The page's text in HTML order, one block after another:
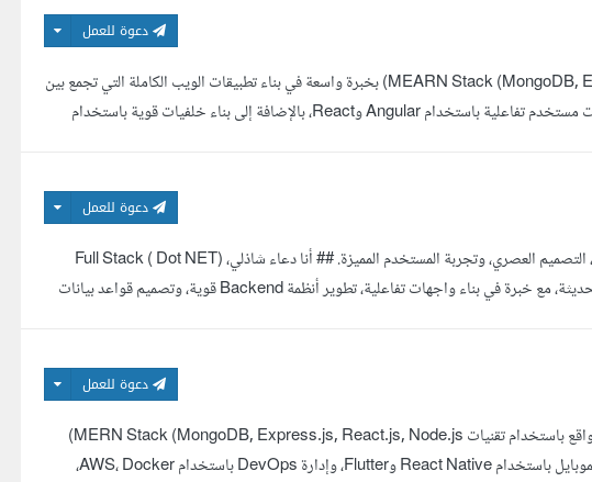
دعوة للعمل
مرحبا أنا احمد بدوي مطور MEARN Stack (MongoDB, Express, Angular, React, Node.js) بخبرة واسعة في بناء تطبيقات الويب الكاملة التي تجمع بين
الأداء العالي وتجربة المستخدم السلسة. أجيد تصميم وتطوير واجهات مستخدم تفاعلية باستخدام Angular وReact، بالإضافة إلى بناء خلفيات قوية باستخدام
دعوة للعمل
## أحول الأفكار إلى تطبيقات ويب احترافية تجمع بين الأداء القوي، التصميم العصري، وتجربة المستخدم المميزة. ## أنا دعاء شاذلي، Full Stack ( Dot NET)
Developer بخبرة عملية تزيد عن عام في تطوير تطبيقات الويب الحديثة، مع خبرة في بناء واجهات تفاعلية، تطوير أنظمة Backend قوية، وتصميم قواعد بيانات
دعوة للعمل
أنا مطور ويب وموبايل محترف متخصص في تطوير التطبيقات والمواقع باستخدام تقنيات MERN Stack (MongoDB, Express.js, React.js, Node.js)
بالإضافة إلى نظام إدارة المحتوى WordPress، وتطوير تطبيقات الموبايل باستخدام React Native وFlutter، وإدارة DevOps باستخدام AWS، Docker،